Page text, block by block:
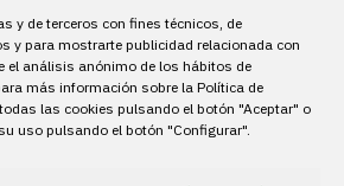
y de terceros con fines técnicos, de
y para mostrarte publicidad relacionada con
el análisis anónimo de los hábitos de
más información sobre la Política de
las cookies pulsando el botón "Aceptar" o
uso pulsando el botón "Configurar".